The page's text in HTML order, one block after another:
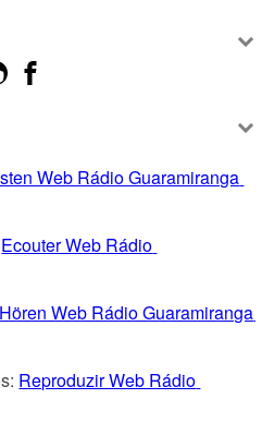
Web Rádio Guaramiranga
Ecouter Web Rádio
Hören Web Rádio Guaramiranga
Reproduzir Web Rádio